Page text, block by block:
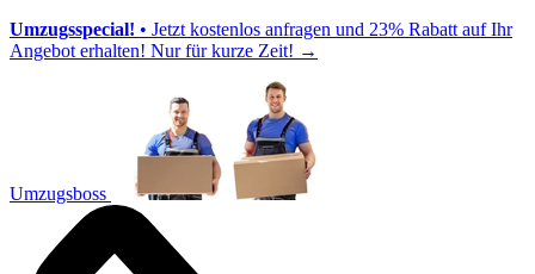
Umzugsspecial! • Jetzt kostenlos anfragen und 23% Rabatt auf Ihr
Angebot erhalten! Nur für kurze Zeit! →
Umzugsboss